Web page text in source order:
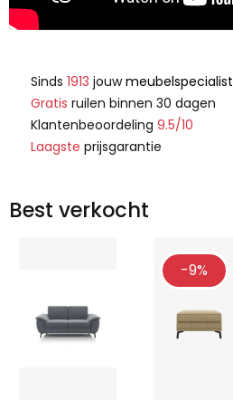
Sinds 1913 jouwmeubelspecialist
Gratis ruilen binnen 30 dagen
Klantenbeoordeling 9.5/10
Laagste prijsgarantie
Best verkocht
-9%